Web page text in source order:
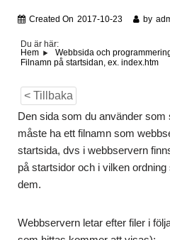
Created On 2017-10-23 by
Du är här:
Hem
Webbsida och
Filnamn på startsidan, ex. index.htm
< Tillbaka
Den sida som du använder som
måste ha ett filnamn som
startsida, dvs i webbservern
på startsidor och i vilken
dem.
Webbservern letar efter filer i